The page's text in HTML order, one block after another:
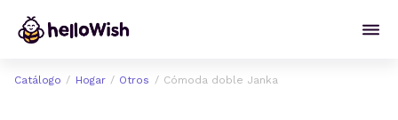
Catálogo Hogar Otros Cómoda doble Janka